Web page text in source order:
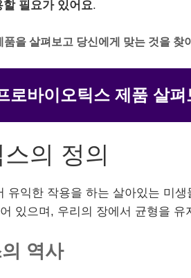
필요가 있어요.
을 살펴보고 당신에게 맞는 것을 찾
로바이오틱스 제품 살펴
의 정의
유익한 작용을 하는 살아있는 미생
있으며, 우리의 장에서 균형을 유
역사